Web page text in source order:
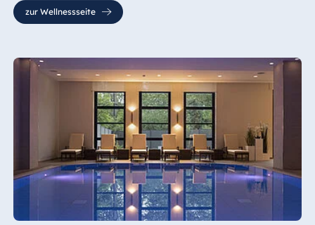
zur Wellnessseite